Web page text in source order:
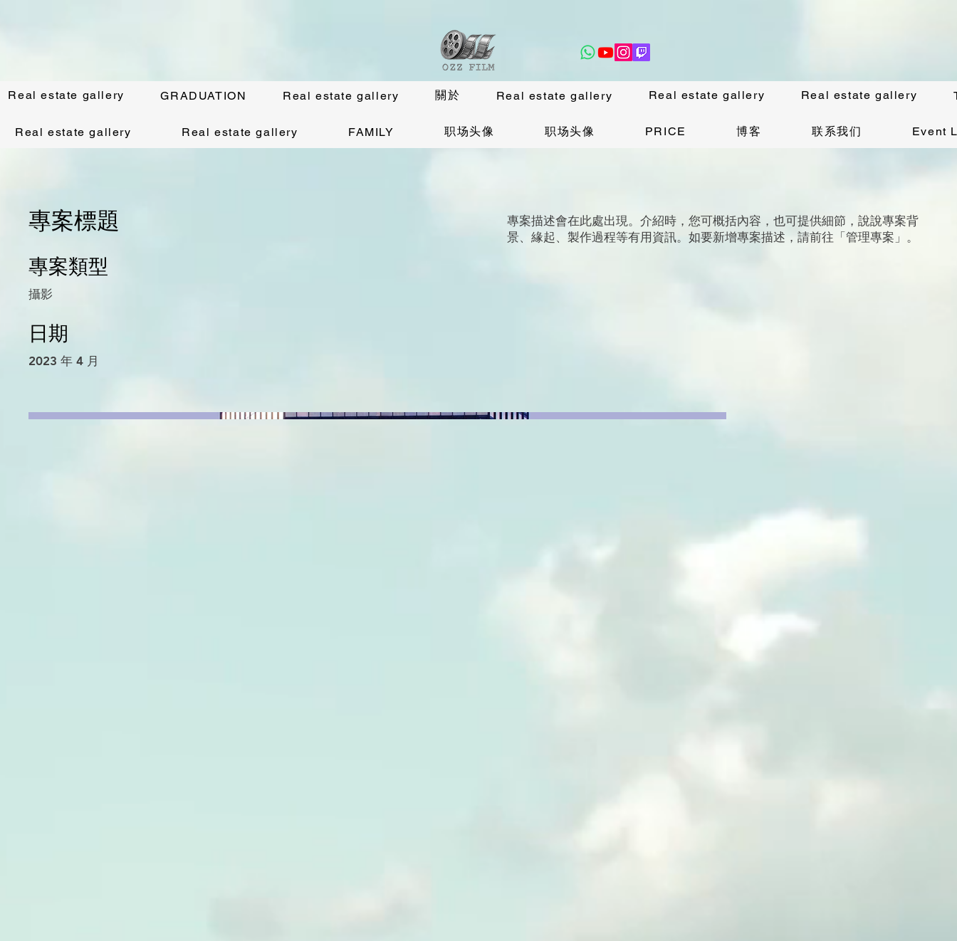
Real estate gallery GRADUATION Real estate gallery 關於 Real estate gallery Real estate gallery Real estate gallery
Real estate gallery Real estate gallery FAMILY 职场头像 职场头像 PRICE 博客 联系我们 Event
專案標題
專案類型
攝影
日期
2023 年 4 月
專案描述會在此處出現。介紹時，您可概括內容，也可提供細節，說說專案背
景、緣起、製作過程等有用資訊。如要新增專案描述，請前往「管理專案」。